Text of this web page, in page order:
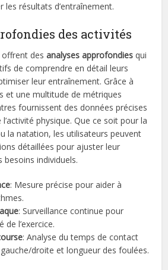
les résultats d’entraînement.
des activités
offrent desanalyses approfondies qui
de comprendre en détail leurs
leur entraînement. Grâce à
et une multitude de métriques
fournissent des données précises
physique. Que ce soit pour la
la natation, les utilisateurs peuvent
détaillées pour ajuster leur
individuels.
: Mesure précise pour aider à
: Surveillance continue pour
de l’exercice.
: Analyse du temps de contact
droite et longueur des foulées.